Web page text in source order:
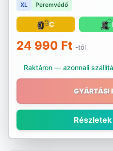
XL Peremvédő
C
24 990 Ft -tól
Raktáron — azonnali
GYÁRTÁSI